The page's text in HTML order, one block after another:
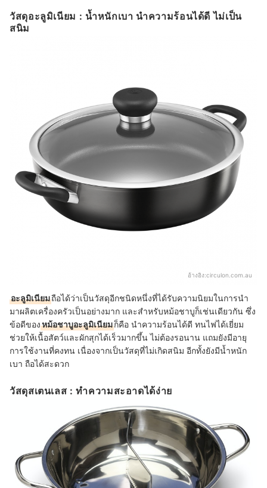
วัสดุอะลูมิเนียม : น้ำหนักเบา นำความร้อนได้ดี ไม่เป็น
สนิม
อ้างอิง:circulon.com.au
อะลูมิเนียมถือได้ว่าเป็นวัสดุอีกชนิดหนึ่งที่ได้รับความนิยมในการนำ
มาผลิตเครื่องครัวเป็นอย่างมาก และสำหรับหม้อชาบูก็เช่นเดียวกัน ซึ่ง
ข้อดีของหม้อชาบูอะลูมิเนียมก็คือ นำความร้อนได้ดี ทนไฟได้เยี่ยม
ช่วยให้เนื้อสัตว์และผักสุกได้เร็วมากขึ้น ไม่ต้องรอนาน แถมยังมีอายุ
การใช้งานที่คงทน เนื่องจากเป็นวัสดุที่ไม่เกิดสนิม อีกทั้งยังมีน้ำหนัก
เบา ถือได้สะดวก
วัสดุสเตนเลส : ทำความสะอาดได้ง่าย